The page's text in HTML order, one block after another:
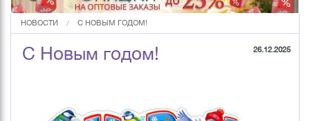
НОВОСТИ С НОВЫМ ГОДОМ!
С Новым годом! 26.12.2025